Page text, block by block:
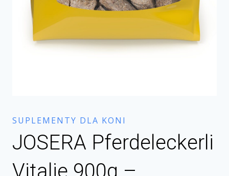
SUPLEMENTY DLA KONI
JOSERA Pferdeleckerli